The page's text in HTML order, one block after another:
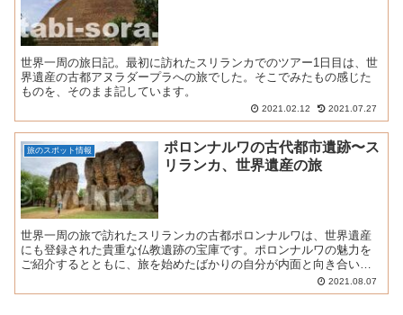
世界一周の旅日記。最初に訪れたスリランカでのツアー1日目は、世
界遺産の古都アヌラダープラへの旅でした。そこでみたもの感じた
ものを、そのまま記しています。
2021.02.12 2021.07.27
旅のスポット情報
ポロンナルワの古代都市遺跡〜ス
リランカ、世界遺産の旅
世界一周の旅で訪れたスリランカの古都ポロンナルワは、世界遺産
にも登録された貴重な仏教遺跡の宝庫です。ポロンナルワの魅力を
ご紹介するとともに、旅を始めたばかりの自分が内面と向き合い、
2021.08.07